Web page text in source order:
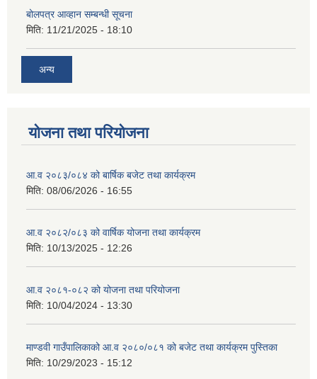
बोलपत्र आव्हान सम्बन्धी सूचना
मिति: 11/21/2025 - 18:10
अन्य
योजना तथा परियोजना
आ.व २०८३/०८४ को बार्षिक बजेट तथा कार्यक्रम
मिति: 08/06/2026 - 16:55
आ.व २०८२/०८३ को वार्षिक योजना तथा कार्यक्रम
मिति: 10/13/2025 - 12:26
आ.व २०८१-०८२ को योजना तथा परियोजना
मिति: 10/04/2024 - 13:30
माण्डवी गाउँपालिकाको आ.व २०८०/०८१ को बजेट तथा कार्यक्रम पुस्तिका
मिति: 10/29/2023 - 15:12